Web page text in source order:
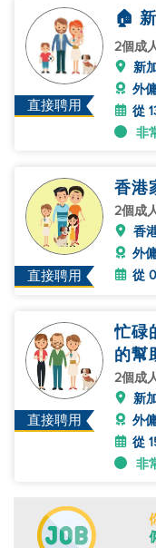
直接聘用
🏠
2個成
新
外
從
非
直接聘用
香港
2個成
香
外
從
直接聘用
忙碌
的幫
2個成
新
外
從
非